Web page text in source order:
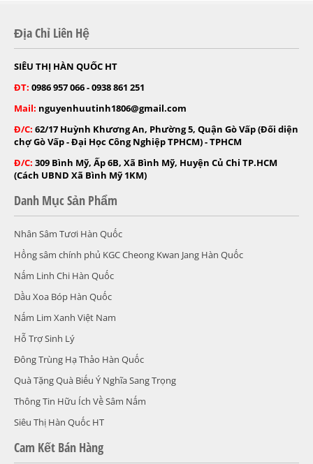
Địa Chỉ Liên Hệ
SIÊU THỊ HÀN QUỐC HT
ĐT: 0986 957 066 - 0938 861 251
Mail: nguyenhuutinh1806@gmail.com
Đ/C: 62/17 Huỳnh Khương An, Phường 5, Quận Gò Vấp (Đối diện
chợ Gò Vấp - Đại Học Công Nghiệp TPHCM) - TPHCM
Đ/C: 309 Bình Mỹ, Ấp 6B, Xã Bình Mỹ, Huyện Củ Chi TP.HCM
(Cách UBND Xã Bình Mỹ 1KM)
Danh Mục Sản Phẩm
Nhân Sâm Tươi Hàn Quốc
Hồng sâm chính phủ KGC Cheong Kwan Jang Hàn Quốc
Nấm Linh Chi Hàn Quốc
Dầu Xoa Bóp Hàn Quốc
Nấm Lim Xanh Việt Nam
Hỗ Trợ Sinh Lý
Đông Trùng Hạ Thảo Hàn Quốc
Quà Tặng Quà Biếu Ý Nghĩa Sang Trọng
Thông Tin Hữu Ích Về Sâm Nấm
Siêu Thị Hàn Quốc HT
Cam Kết Bán Hàng